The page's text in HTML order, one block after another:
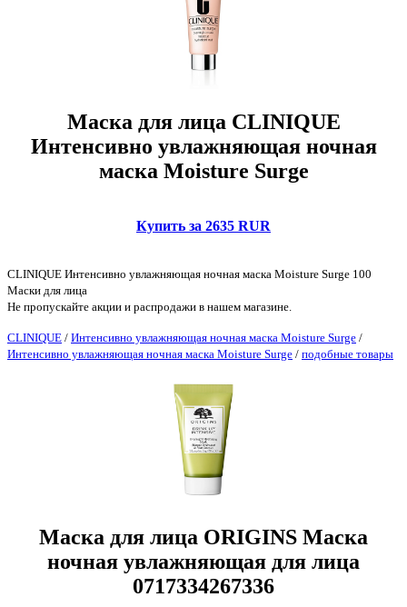
Маска для лица CLINIQUE
Интенсивно увлажняющая ночная
маска Moisture Surge
Купить за 2635 RUR
CLINIQUE Интенсивно увлажняющая ночная маска Moisture Surge 100
Маски для лица
Не пропускайте акции и распродажи в нашем магазине.
CLINIQUE / Интенсивно увлажняющая ночная маска Moisture Surge /
Интенсивно увлажняющая ночная маска Moisture Surge / подобные товары
Маска для лица ORIGINS Маска
ночная увлажняющая для лица
0717334267336